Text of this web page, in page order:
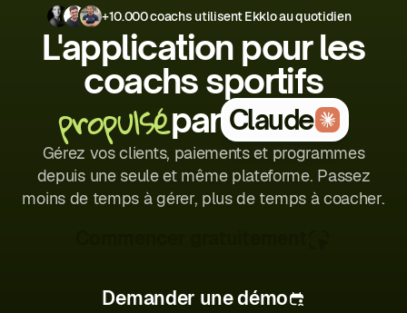
+10.000 coachs utilisent Ekklo au quotidien
L'application pour les
coachs sportifs
propulsépar Claude
Gérez vos clients, paiements et programmes
depuis une seule et même plateforme. Passez
moins de temps à gérer, plus de temps à coacher.
Demander une démo